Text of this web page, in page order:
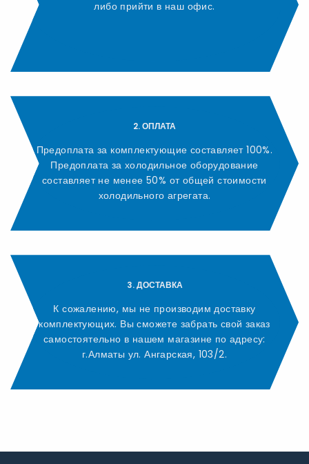
либо прийти в наш офис.
2. ОПЛАТА
Предоплата за комплектующие составляет 100%.
Предоплата за холодильное оборудование
составляет не менее 50% от общей стоимости
холодильного агрегата.
3. ДОСТАВКА
К сожалению, мы не производим доставку
комплектующих. Вы сможете забрать свой заказ
самостоятельно в нашем магазине по адресу:
г.Алматы ул. Ангарская, 103/2.